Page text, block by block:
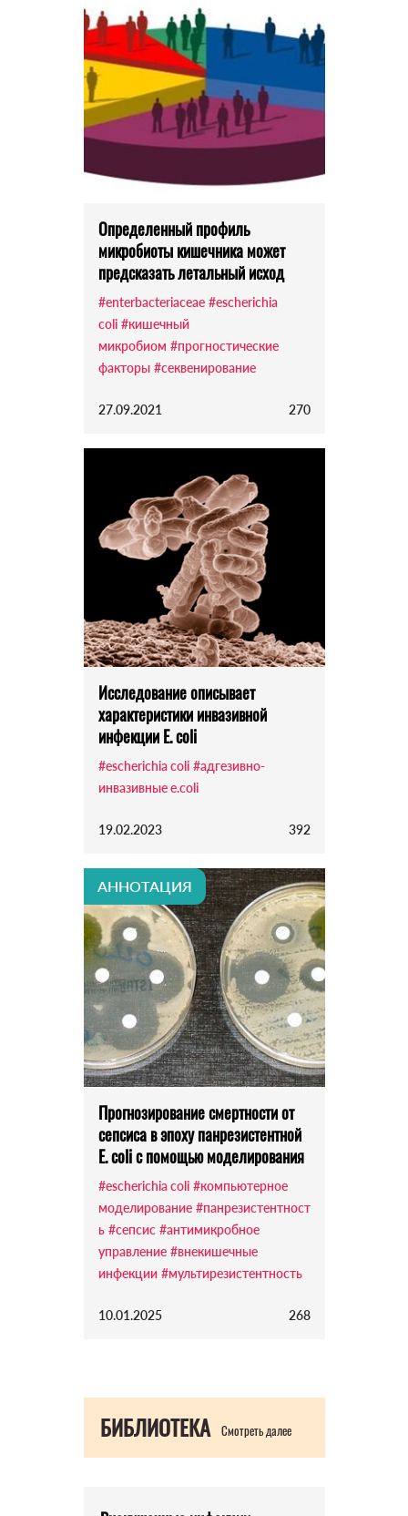
Определенный профиль
микробиоты кишечника может
предсказать летальный исход
#enterbacteriaceae #escherichia
coli #кишечный
микробиом #прогностические
факторы #секвенирование
27.09.2021 270
Исследование описывает
характеристики инвазивной
инфекции E. coli
#escherichia coli #адгезивно-
инвазивные e.coli
19.02.2023 392
АННОТАЦИЯ
Прогнозирование смертности от
сепсиса в эпоху панрезистентной
E. coli с помощью моделирования
#escherichia coli #компьютерное
моделирование #панрезистентност
ь #сепсис #антимикробное
управление #внекишечные
инфекции #мультирезистентность
10.01.2025 268
БИБЛИОТЕКА Смотреть далее